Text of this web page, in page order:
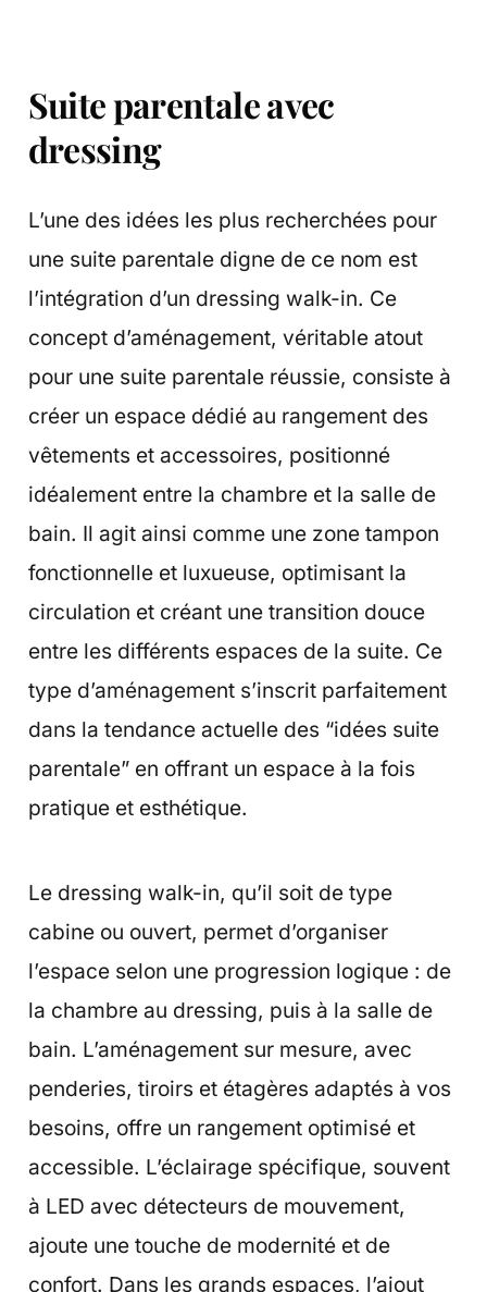
Suite parentale avec
dressing
L’une des idées les plus recherchées pour
une suite parentale digne de ce nom est
l’intégration d’un dressing walk-in. Ce
concept d’aménagement, véritable atout
pour une suite parentale réussie, consiste à
créer un espace dédié au rangement des
vêtements et accessoires, positionné
idéalement entre la chambre et la salle de
bain. Il agit ainsi comme une zone tampon
fonctionnelle et luxueuse, optimisant la
circulation et créant une transition douce
entre les différents espaces de la suite. Ce
type d’aménagement s’inscrit parfaitement
dans la tendance actuelle des “idées suite
parentale” en offrant un espace à la fois
pratique et esthétique.
Le dressing walk-in, qu’il soit de type
cabine ou ouvert, permet d’organiser
l’espace selon une progression logique : de
la chambre au dressing, puis à la salle de
bain. L’aménagement sur mesure, avec
penderies, tiroirs et étagères adaptés à vos
besoins, offre un rangement optimisé et
accessible. L’éclairage spécifique, souvent
à LED avec détecteurs de mouvement,
ajoute une touche de modernité et de
confort. Dans les grands espaces, l’ajout